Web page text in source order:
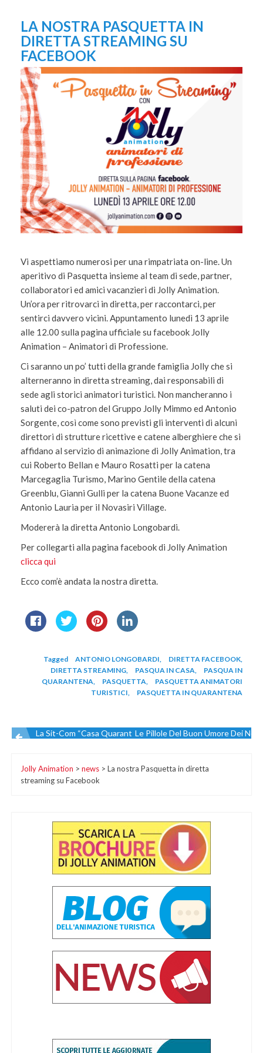
LA NOSTRA PASQUETTA IN
DIRETTA STREAMING SU
FACEBOOK
Vi aspettiamo numerosi per una rimpatriata on-line. Un
aperitivo di Pasquetta insieme al team di sede, partner,
collaboratori ed amici vacanzieri di Jolly Animation.
Un’ora per ritrovarci in diretta, per raccontarci, per
sentirci davvero vicini. Appuntamento lunedì 13 aprile
alle 12.00 sulla pagina ufficiale su facebook Jolly
Animation – Animatori di Professione.
Ci saranno un po’ tutti della grande famiglia Jolly che si
alterneranno in diretta streaming, dai responsabili di
sede agli storici animatori turistici. Non mancheranno i
saluti dei co-patron del Gruppo Jolly Mimmo ed Antonio
Sorgente, così come sono previsti gli interventi di alcuni
direttori di strutture ricettive e catene alberghiere che si
affidano al servizio di animazione di Jolly Animation, tra
cui Roberto Bellan e Mauro Rosatti per la catena
Marcegaglia Turismo, Marino Gentile della catena
Greenblu, Gianni Gulli per la catena Buone Vacanze ed
Antonio Lauria per il Novasiri Village.
Modererà la diretta Antonio Longobardi.
Per collegarti alla pagina facebook di Jolly Animation
clicca qui
Ecco com’è andata la nostra diretta.
Tagged ANTONIO LONGOBARDI, DIRETTA FACEBOOK,
DIRETTA STREAMING, PASQUA IN CASA,
PASQUA IN
QUARANTENA, PASQUETTA,
PASQUETTA ANIMATORI
TURISTICI, PASQUETTA IN QUARANTENA
Navigazione
articoli
La Sit-Com “Casa Quarantena” Con Manuel Mascolo Ed Enza
Le Pillole Del Buon Umore Dei
Jolly Animation > news > La nostra Pasquetta in diretta
streaming su Facebook